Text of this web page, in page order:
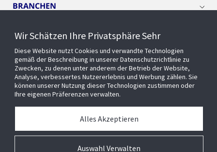
BRANCHEN
CYBER SOLUTIONS
OPENBLUE
SMART BUILDINGS
Wir Schätzen Ihre Privatsphäre Sehr
Diese Website nutzt Cookies und verwandte Technologien
gemäß der Beschreibung in unserer Datenschutzrichtlinie zu
Zwecken, zu denen unter anderem der Betrieb der Website,
Analyse, verbessertes Nutzererlebnis und Werbung zählen. Sie
können unserer Nutzung dieser Technologien zustimmen oder
Ihre eigenen Präferenzen verwalten.
Auswahl Verwalten
Alles Akzeptieren